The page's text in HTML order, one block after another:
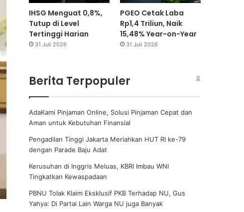
IHSG Menguat 0,8%,
Tutup di Level
Tertinggi Harian
31 Juli 2026
PGEO Cetak Laba
Rp1,4 Triliun, Naik
15,48% Year-on-Year
31 Juli 2026
Berita Terpopuler
AdaKami Pinjaman Online, Solusi Pinjaman Cepat dan
Aman untuk Kebutuhan Finansial
Pengadilan Tinggi Jakarta Meriahkan HUT RI ke-79
dengan Parade Baju Adat
Kerusuhan di Inggris Meluas, KBRI Imbau WNI
Tingkatkan Kewaspadaan
PBNU Tolak Klaim Eksklusif PKB Terhadap NU, Gus
Yahya: Di Partai Lain Warga NU juga Banyak